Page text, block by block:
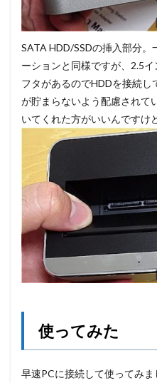
SATA HDD/SSDの挿入部分
ーションと同様ですが、2.5
フタがあるのでHDDを接続し
が貯まらないよう配慮されて
いてくれた方がいいんですけ
使ってみた
早速PCに接続して使ってみ